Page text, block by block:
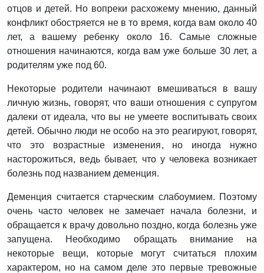
отцов и детей. Но вопреки расхожему мнению, данный
конфликт обостряется не в то время, когда вам около 40
лет, а вашему ребенку около 16. Самые сложные
отношения начинаются, когда вам уже больше 30 лет, а
родителям уже под 60.
Некоторые родители начинают вмешиваться в вашу
личную жизнь, говорят, что ваши отношения с супругом
далеки от идеала, что вы не умеете воспитывать своих
детей. Обычно люди не особо на это реагируют, говорят,
что это возрастные изменения, но иногда нужно
насторожиться, ведь бывает, что у человека возникает
болезнь под названием деменция.
Деменция считается старческим слабоумием. Поэтому
очень часто человек не замечает начала болезни, и
обращается к врачу довольно поздно, когда болезнь уже
запущена. Необходимо обращать внимание на
некоторые вещи, которые могут считаться плохим
характером, но на самом деле это первые тревожные